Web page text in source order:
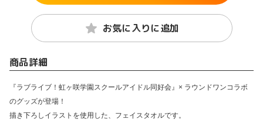
お気に入りに追加
商品詳細
『ラブライブ！虹ヶ咲学園スクールアイドル同好会』× ラウンドワンコラボ
のグッズが登場！
描き下ろしイラストを使用した、フェイスタオルです。